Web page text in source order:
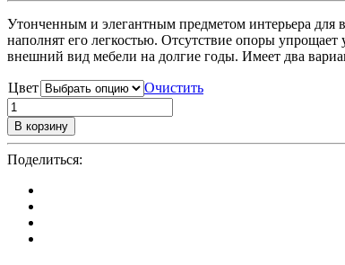
Утонченным и элегантным предметом интерьера для
наполнят его легкостью. Отсутствие опоры
внешний вид мебели на долгие годы. Имеет два
Цвет Очистить
В корзину
Поделиться: